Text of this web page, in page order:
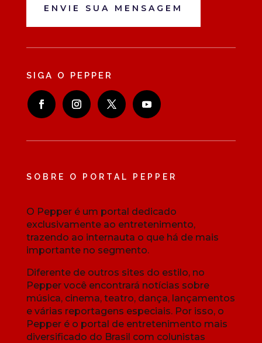
ENVIE SUA MENSAGEM
SIGA O PEPPER
SOBRE O PORTAL PEPPER
O Pepper é um portal dedicado
exclusivamente ao entretenimento,
trazendo ao internauta o que há de mais
importante no segmento.
Diferente de outros sites do estilo, no
Pepper você encontrará notícias sobre
música, cinema, teatro, dança, lançamentos
e várias reportagens especiais. Por isso, o
Pepper é o portal de entretenimento mais
diversificado do Brasil com colunistas